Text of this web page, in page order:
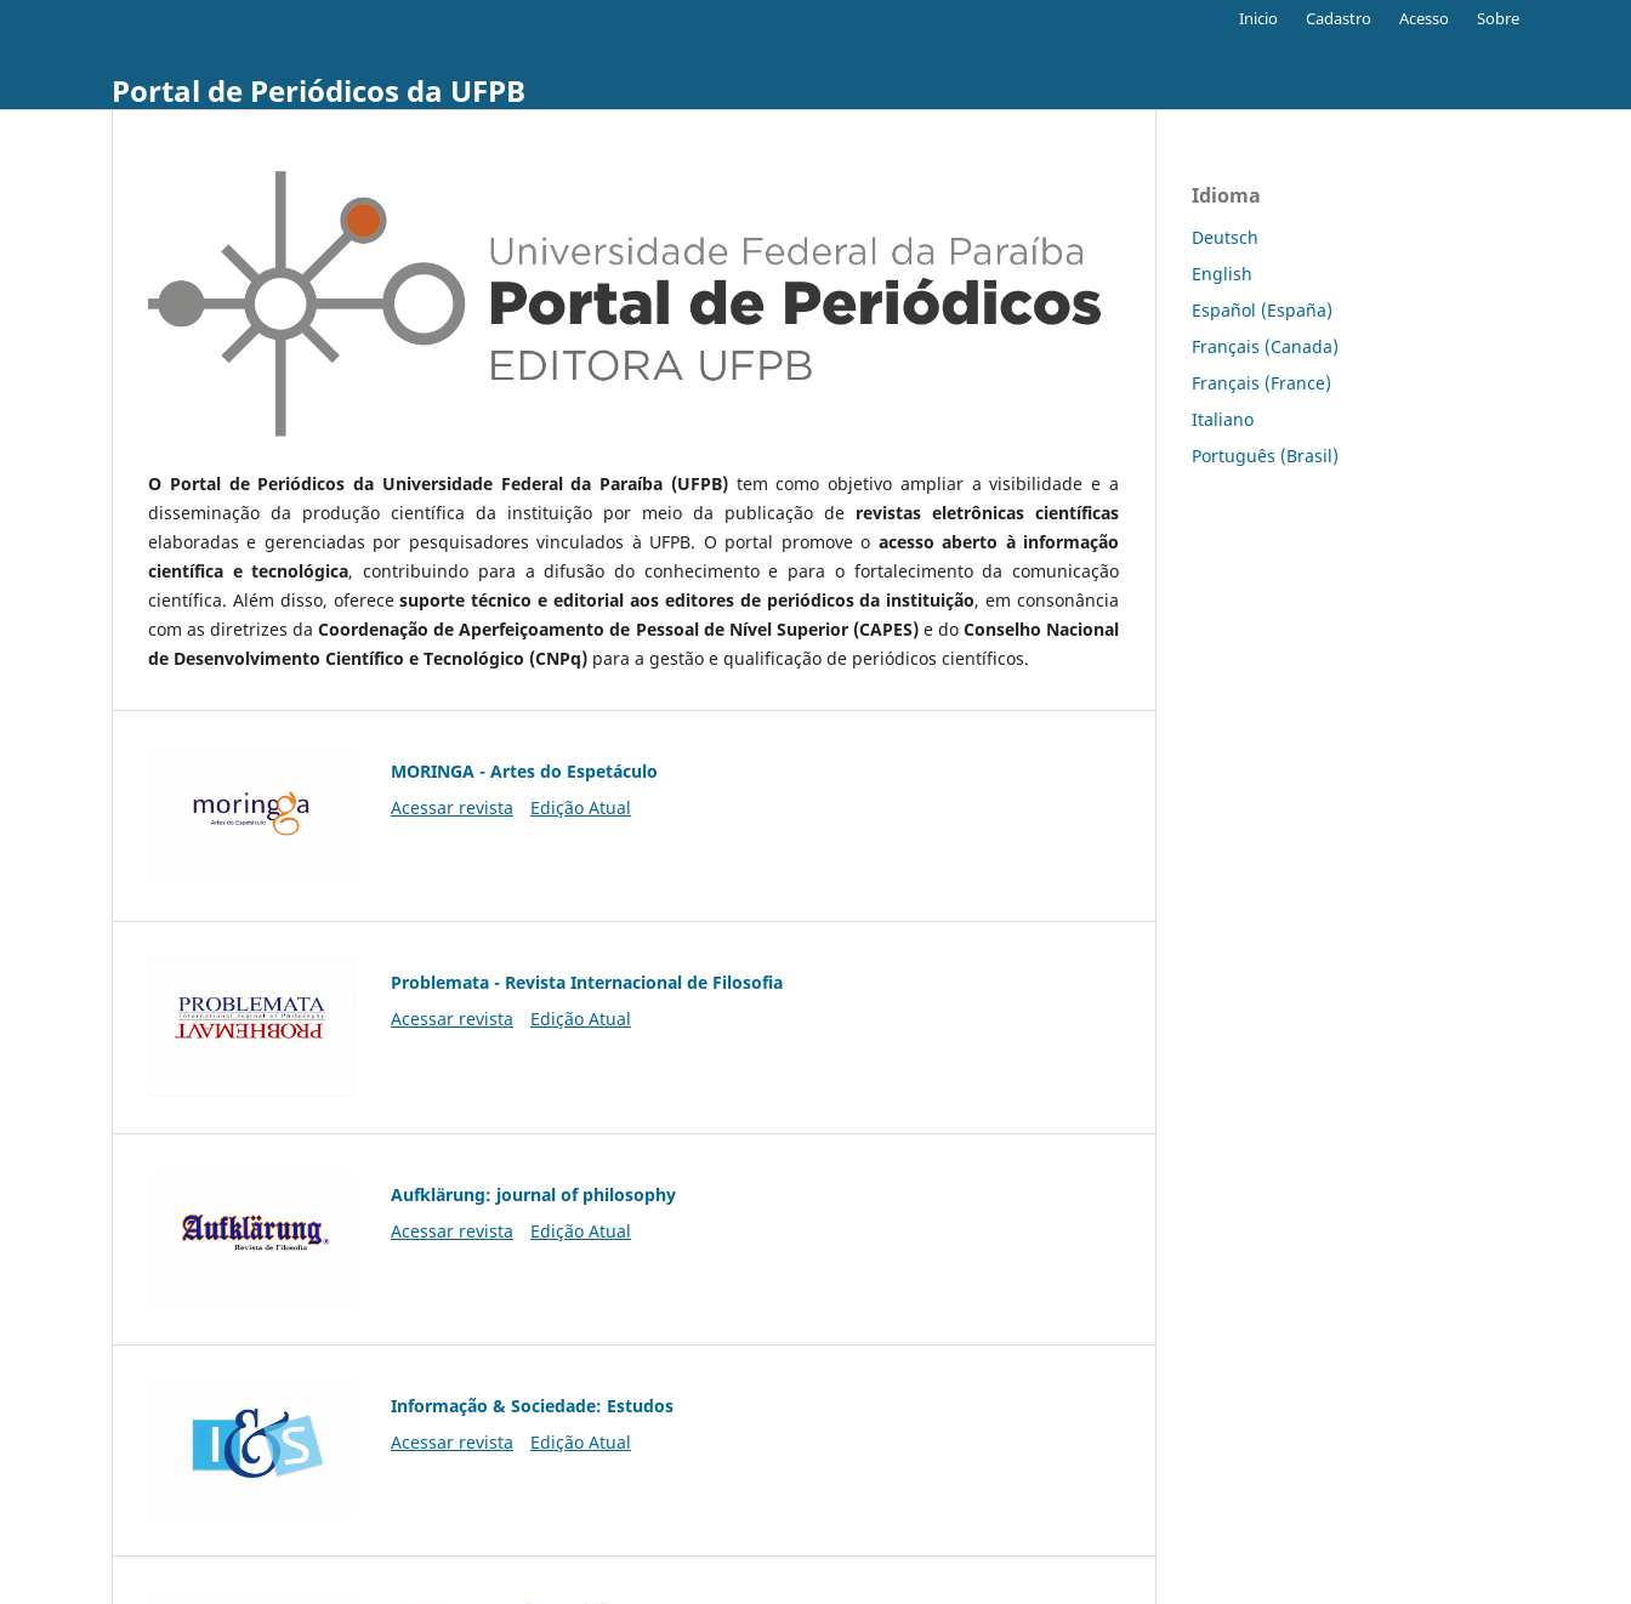
Portal de Periódicos da UFPB
Inicio Cadastro Acesso Sobre
O Portal de Periódicos da Universidade Federal da Paraíba (UFPB)tem como objetivo ampliar a visibilidade e a
disseminação da produção científica da instituição por meio da publicação de revistas eletrônicas científicas
elaboradas e gerenciadas por pesquisadores vinculados à UFPB. O portal promove o acesso aberto à informação
científica e tecnológica, contribuindo para a difusão do conhecimento e para o fortalecimento da comunicação
científica. Além disso, oferecesuporte técnico e editorial aos editores de periódicos da instituição, em consonância
com as diretrizes daCoordenação de Aperfeiçoamento de Pessoal de Nível Superior (CAPES)e do Conselho Nacional
de Desenvolvimento Científico e Tecnológico (CNPq) para a gestão e qualificação de periódicos científicos.
MORINGA - Artes do Espetáculo
Acessar revista
Edição Atual
Problemata - Revista Internacional de Filosofia
Acessar revista
Edição Atual
Aufklärung: journal of philosophy
Acessar revista
Edição Atual
Informação & Sociedade: Estudos
Acessar revista
Edição Atual
Idioma
Deutsch
English
Español (España)
Français (Canada)
Français (France)
Italiano
Português (Brasil)